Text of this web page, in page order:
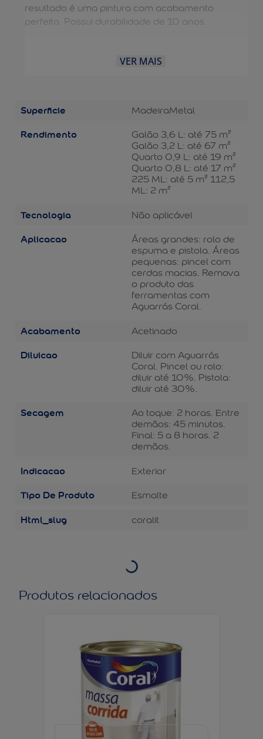
resultado é uma pintura com acabamento
perfeito. Possui durabilidade de 10 anos.
VER MAIS
Superficie MadeiraMetal
Rendimento
Galão 3,6 L: até 75 m²
Galão 3,2 L: até 67 m²
Quarto 0,9 L: até 19 m²
Quarto 0,8 L: até 17 m²
225 ML: até 5 m² 112,5
ML: 2 m²
Tecnologia Não aplicável
Aplicacao
Áreas grandes: rolo de
espuma e pistola. Áreas
pequenas: pincel com
cerdas macias. Remova
o produto das
ferramentas com
Aguarrás Coral.
Acabamento Acetinado
Diluicao
Diluir com Aguarrás
Coral. Pincel ou rolo:
diluir até 10%. Pistola:
diluir até 30%.
Secagem
Ao toque: 2 horas. Entre
demãos: 45 minutos.
Final: 5 a 8 horas. 2
demãos.
Indicacao Exterior
Tipo De Produto Esmalte
Html_slug coralit
Produtos relacionados